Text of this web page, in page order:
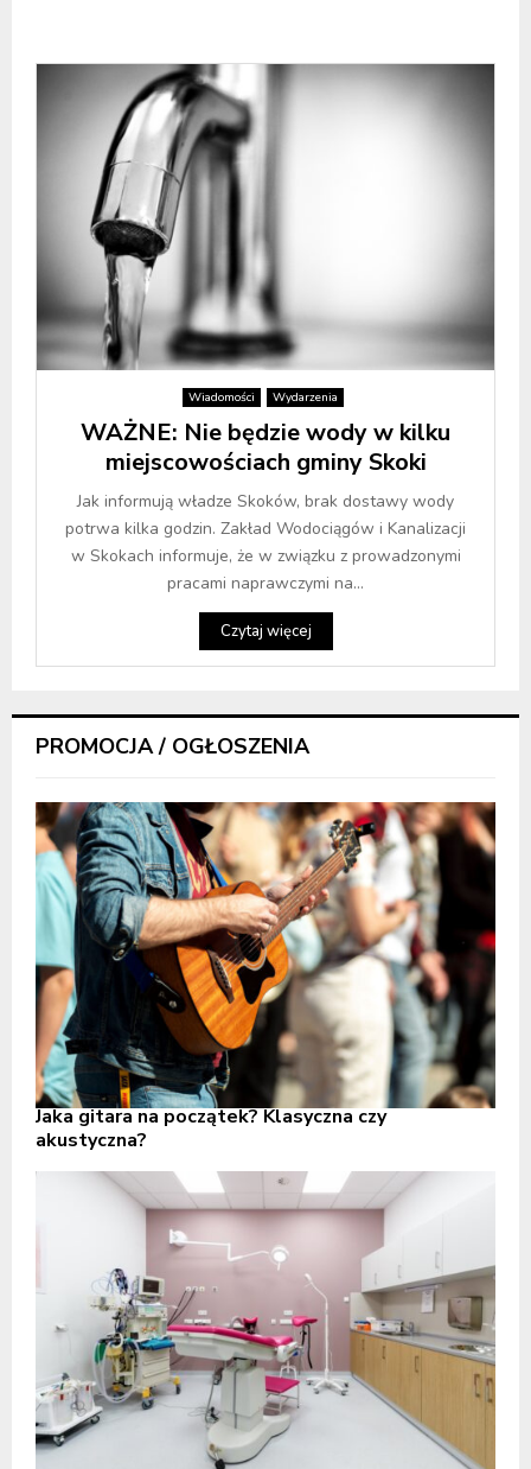
Wiadomości Wydarzenia
WAŻNE: Nie będzie wody w kilku
miejscowościach gminy Skoki
Jak informują władze Skoków, brak dostawy wody
potrwa kilka godzin. Zakład Wodociągów i Kanalizacji
w Skokach informuje, że w związku z prowadzonymi
pracami naprawczymi na...
Czytaj więcej
PROMOCJA / OGŁOSZENIA
Jaka gitara na początek? Klasyczna czy
akustyczna?